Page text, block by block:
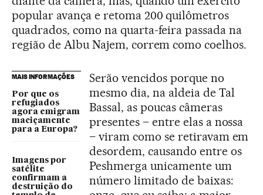
popular avança e retoma 200 quilômetros
quadrados, como na quarta-feira passada na
região de Albu Najem, correm como coelhos.
MAIS INFORMAÇÕES
Por que os
refugiados
agora emigram
maciçamente
para a Europa?
Imagens por
satélite
confirmam a
destruição do
Serão vencidos porque no
mesmo dia, na aldeia de Tal
Bassal, as poucas câmeras
presentes – entre elas a nossa
– viram como se retiravam em
desordem, causando entre os
Peshmerga unicamente um
número limitado de baixas: